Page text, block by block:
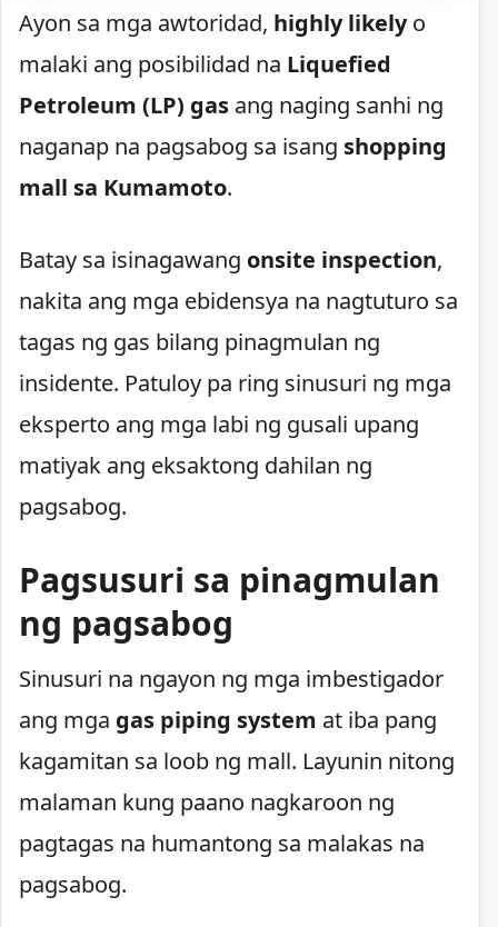
Ayon sa mga awtoridad, highly likelyo
malaki ang posibilidad na Liquefied
Petroleum (LP) gas ang naging sanhi ng
naganap na pagsabog sa isang shopping
mall sa Kumamoto.
Batay sa isinagawang onsite inspection,
nakita ang mga ebidensya na nagtuturo sa
tagas ng gas bilang pinagmulan ng
insidente. Patuloy pa ring sinusuri ng mga
eksperto ang mga labi ng gusali upang
matiyak ang eksaktong dahilan ng
pagsabog.
Pagsusuri sa pinagmulan
ng pagsabog
Sinusuri na ngayon ng mga imbestigador
ang mga gas piping system at iba pang
kagamitan sa loob ng mall. Layunin nitong
malaman kung paano nagkaroon ng
pagtagas na humantong sa malakas na
pagsabog.